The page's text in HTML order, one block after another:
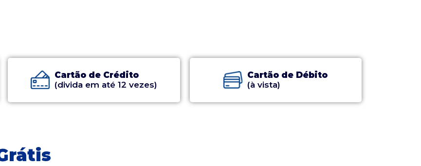
Cartão de Crédito
(divida em até 12 vezes)
Cartão de Débito
(à vista)